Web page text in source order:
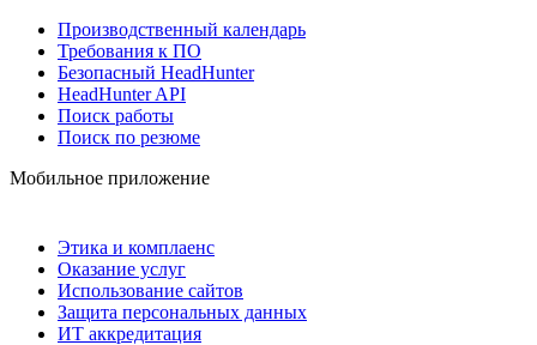
Производственный календарь
Требования к ПО
Безопасный HeadHunter
HeadHunter API
Поиск работы
Поиск по резюме
Мобильное приложение
Этика и комплаенс
Оказание услуг
Использование сайтов
Защита персональных данных
ИТ аккредитация